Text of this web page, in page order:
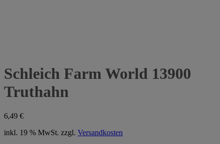
Schleich Farm World 13900
Truthahn
6,49 €
inkl. 19 % MwSt. zzgl. Versandkosten